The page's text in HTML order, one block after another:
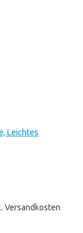
Leichtes
Versandkosten